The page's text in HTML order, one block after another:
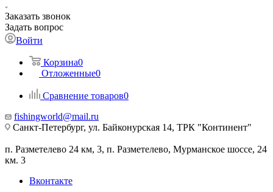
Заказать звонок
Задать вопрос
Войти
Корзина0
Отложенные0
Сравнение товаров0
fishingworld@mail.ru
Санкт-Петербург, ул. Байконурская 14, ТРК "Континент"
п. Разметелево 24 км, 3, п. Разметелево, Мурманское шоссе, 24
км. 3
Вконтакте